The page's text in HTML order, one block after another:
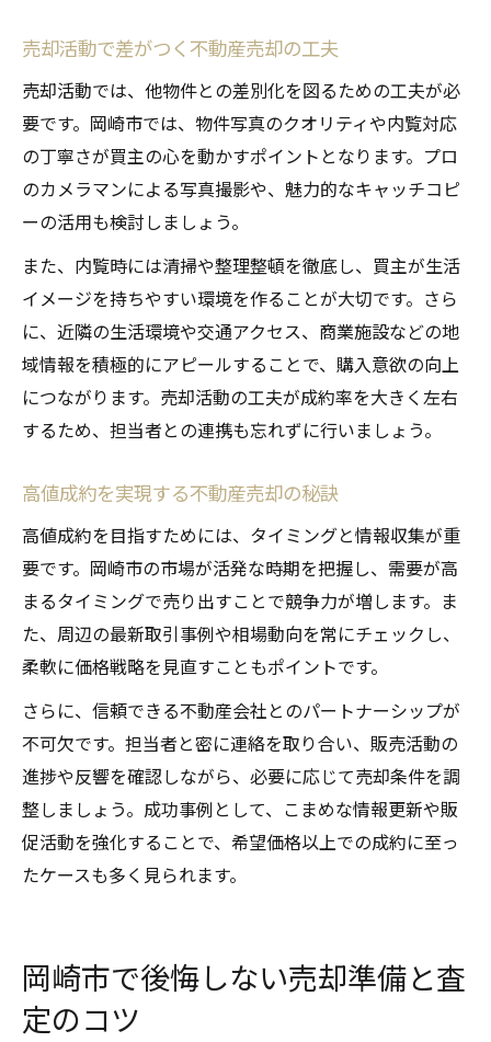
売却活動で差がつく不動産売却の工夫
売却活動では、他物件との差別化を図るための工夫が必
要です。岡崎市では、物件写真のクオリティや内覧対応
の丁寧さが買主の心を動かすポイントとなります。プロ
のカメラマンによる写真撮影や、魅力的なキャッチコピ
ーの活用も検討しましょう。
また、内覧時には清掃や整理整頓を徹底し、買主が生活
イメージを持ちやすい環境を作ることが大切です。さら
に、近隣の生活環境や交通アクセス、商業施設などの地
域情報を積極的にアピールすることで、購入意欲の向上
につながります。売却活動の工夫が成約率を大きく左右
するため、担当者との連携も忘れずに行いましょう。
高値成約を実現する不動産売却の秘訣
高値成約を目指すためには、タイミングと情報収集が重
要です。岡崎市の市場が活発な時期を把握し、需要が高
まるタイミングで売り出すことで競争力が増します。ま
た、周辺の最新取引事例や相場動向を常にチェックし、
柔軟に価格戦略を見直すこともポイントです。
さらに、信頼できる不動産会社とのパートナーシップが
不可欠です。担当者と密に連絡を取り合い、販売活動の
進捗や反響を確認しながら、必要に応じて売却条件を調
整しましょう。成功事例として、こまめな情報更新や販
促活動を強化することで、希望価格以上での成約に至っ
たケースも多く見られます。
岡崎市で後悔しない売却準備と査
定のコツ